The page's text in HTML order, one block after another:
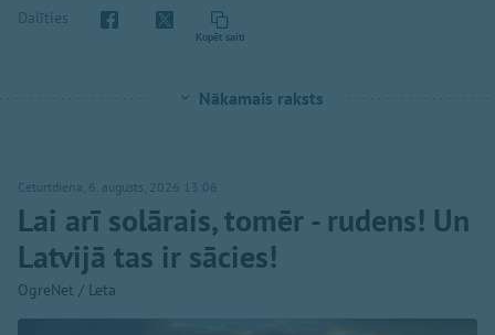
Dalīties
Kopēt saiti
Nākamais raksts
Ceturtdiena, 6. augusts, 2026 13:06
Lai arī solārais, tomēr - rudens! Un
Latvijā tas ir sācies!
OgreNet / Leta